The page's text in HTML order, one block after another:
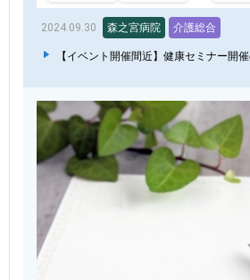
2024.09.30 森之宮病院 介護総合
【イベント開催間近】健康セミナー開